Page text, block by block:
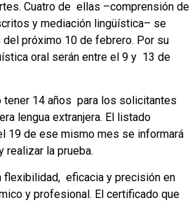
Cuatro de ellas –comprensión de
y mediación lingüística– se
del próximo 10 de febrero. Por su
oral serán entre el 9 y 13 de
tener 14 años para los solicitantes
lengua extranjera. El listado
19 de ese mismo mes se informará
realizar la prueba.
flexibilidad, eficacia y precisión en
y profesional. El certificado que